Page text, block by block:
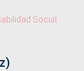
Social